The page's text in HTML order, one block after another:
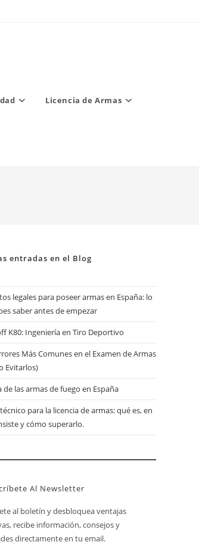
Licencia de Armas
entradas en el Blog
legales para poseer armas en España: lo
saber antes de empezar
K80: Ingeniería en Tiro Deportivo
Más Comunes en el Examen de Armas
Evitarlos)
de las armas de fuego en España
para la licencia de armas: qué es, en
y cómo superarlo.
Al Newsletter
al boletín y desbloquea ventajas
recibe información, consejos y
directamente en tu email.